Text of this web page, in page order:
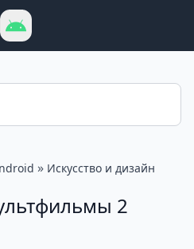
» Искусство и дизайн
2